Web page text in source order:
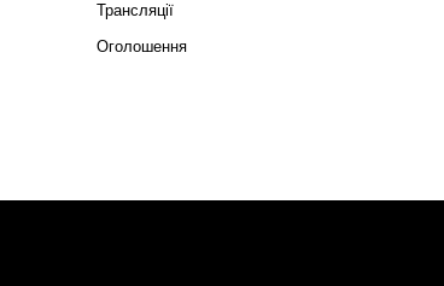
Трансляції
Оголошення